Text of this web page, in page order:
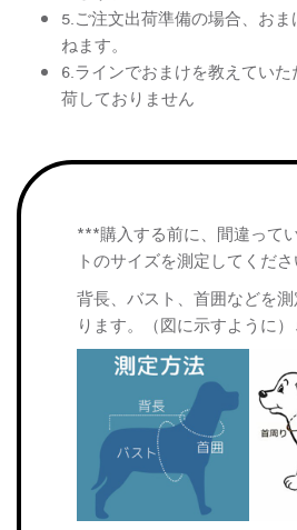
5.ご注文出荷準備の場合、お
ねます。
6.ラインでおまけを教えてい
荷しておりません
***購入する前に、間違って
トのサイズを測定してくださ
背長、バスト、首囲などを
ります。（図に示すように）